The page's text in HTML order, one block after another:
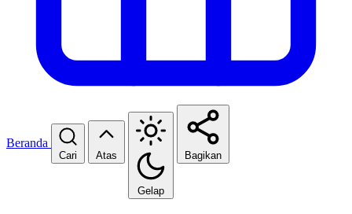
Beranda
Cari Atas
Gelap
Bagikan